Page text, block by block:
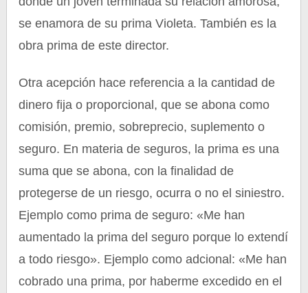
se enamora de su prima Violeta. También es la
obra prima de este director.
Otra acepción hace referencia a la cantidad de
dinero fija o proporcional, que se abona como
comisión, premio, sobreprecio, suplemento o
seguro. En materia de seguros, la prima es una
suma que se abona, con la finalidad de
protegerse de un riesgo, ocurra o no el siniestro.
Ejemplo como prima de seguro: «Me han
aumentado la prima del seguro porque lo extendí
a todo riesgo». Ejemplo como adcional: «Me han
cobrado una prima, por haberme excedido en el